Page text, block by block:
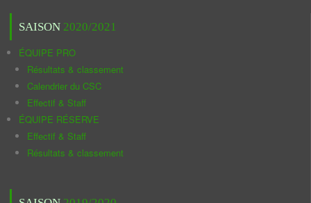
SAISON 2020/2021
ÉQUIPE PRO
Résultats & classement
Calendrier du CSC
Effectif & Staff
ÉQUIPE RÉSERVE
Effectif & Staff
Résultats & classement